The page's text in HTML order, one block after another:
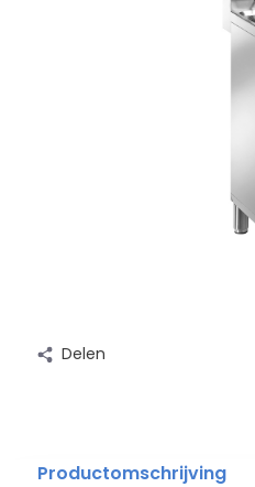
Delen
Productomschrijving